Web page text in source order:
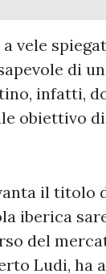
vele
di
infatti,
obiettivo
il titolo
iberica
del
Ludi, ha